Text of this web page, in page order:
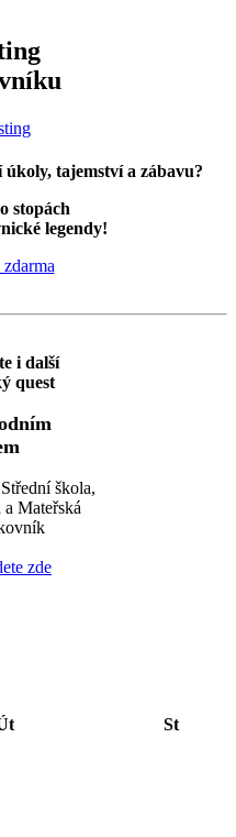
tajemství a zábavu?
stopách
legendy!
i další
quest
škola,
Mateřská
zde
St